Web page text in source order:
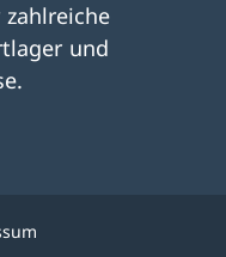
und